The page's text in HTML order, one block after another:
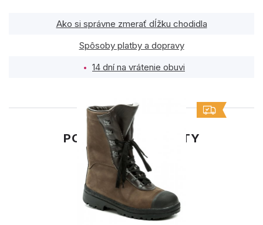
Ako si správne zmerať dĺžku chodidla
Spôsoby platby a dopravy
14 dní na vrátenie obuvi
PODOBNÉ PRODUKTY